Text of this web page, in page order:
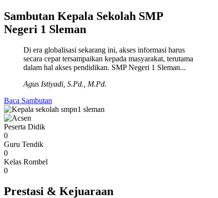
Sambutan Kepala Sekolah SMP
Negeri 1 Sleman
Di era globalisasi sekarang ini, akses informasi harus
secara cepat tersampaikan kepada masyarakat, terutama
dalam hal akses pendidikan. SMP Negeri 1 Sleman...
Agus Istiyadi, S.Pd., M.Pd.
Baca Sambutan
Peserta Didik
0
Guru Tendik
0
Kelas Rombel
0
Prestasi & Kejuaraan